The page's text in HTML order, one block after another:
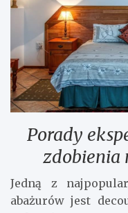
Porady
zdobienia
Jedną z
abażurów jest